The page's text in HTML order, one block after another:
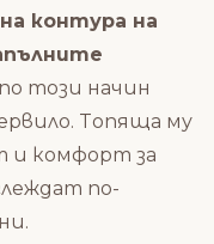
контура на
този начин
Tопяща му
и комфорт за
по-